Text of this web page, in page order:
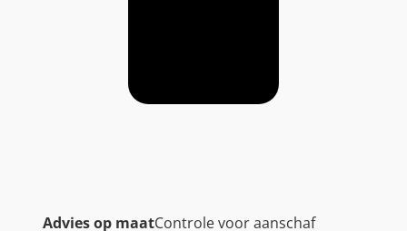
Advies op maatControle voor aanschaf